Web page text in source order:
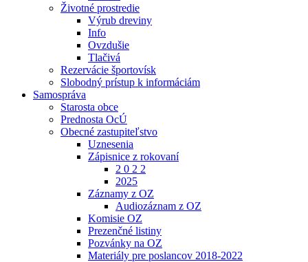
Životné prostredie
Výrub dreviny
Info
Ovzdušie
Tlačivá
Rezervácie športovísk
Slobodný prístup k informáciám
Samospráva
Starosta obce
Prednosta OcÚ
Obecné zastupiteľstvo
Uznesenia
Zápisnice z rokovaní
2 0 2 2
2025
Záznamy z OZ
Audiozáznam z OZ
Komisie OZ
Prezenčné listiny
Pozvánky na OZ
Materiály pre poslancov 2018-2022